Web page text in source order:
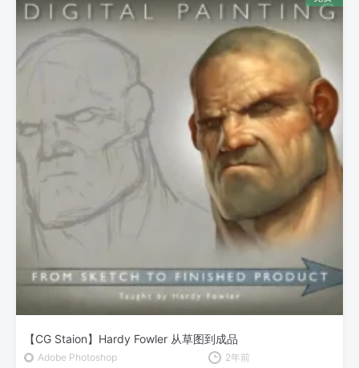
【CG Staion】Hardy Fowler 从草图到成品
Adobe Photoshop 2年前